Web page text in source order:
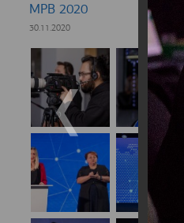
МРВ 2020
30.11.2020